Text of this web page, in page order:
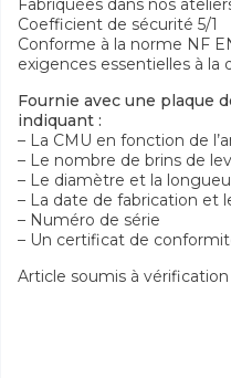
Fabriquées dans nos
Coefficient de sécurité 5/1
Conforme à la norme NF
exigences essentielles à la
Fournie avec une plaque
indiquant :
– La CMU en fonction de
– Le nombre de brins de
– Le diamètre et la
– La date de fabrication et
– Numéro de série
– Un certificat de
Article soumis à vérification